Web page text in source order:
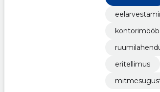
eritellimus